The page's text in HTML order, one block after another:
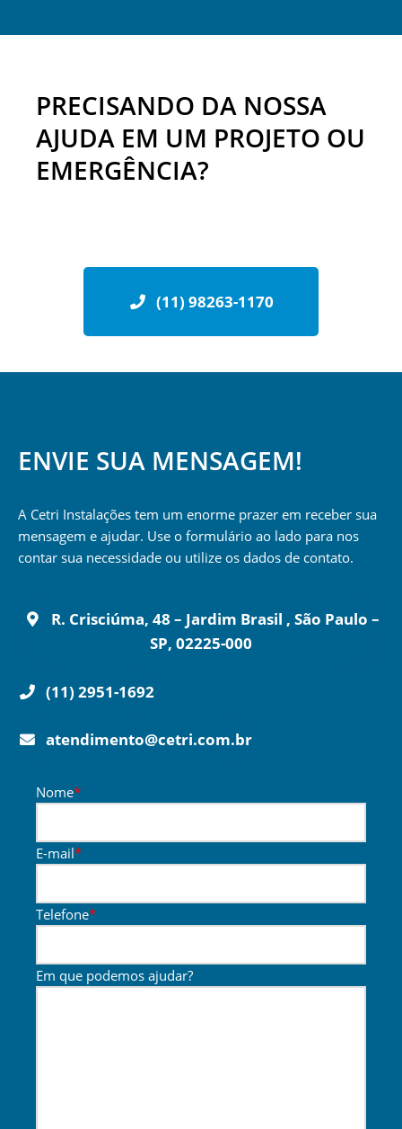
PRECISANDO DA NOSSA
AJUDA EM UM PROJETO OU
EMERGÊNCIA?
(11) 98263-1170
ENVIE SUA MENSAGEM!
A Cetri Instalações tem um enorme prazer em receber sua
mensagem e ajudar. Use o formulário ao lado para nos
contar sua necessidade ou utilize os dados de contato.
R. Crisciúma, 48 – Jardim Brasil , São Paulo –
SP, 02225-000
(11) 2951-1692
atendimento@cetri.com.br
Nome*
E-mail*
Telefone*
Em que podemos ajudar?